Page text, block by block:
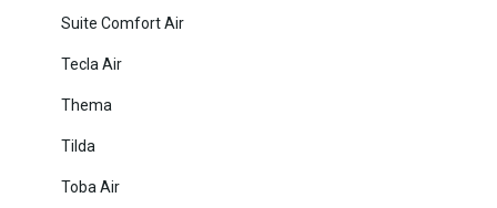
Suite Comfort Air
Tecla Air
Thema
Tilda
Toba Air